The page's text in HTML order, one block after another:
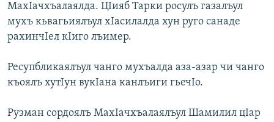
МахIачхъалаялда. ЦIияб Тарки росулъ газалъул
мухъ кьвагьиялъул хIасилалда хун руго санаде
рахинчIел кIиго лъимер.
Ресупбликаялъул чанго мухъалда аза-азар чи чанго
къоялъ хутIун вукIана канлъиги гьечIо.
Рузман сордоялъ МахIачхъалаялъул Шамилил цIар